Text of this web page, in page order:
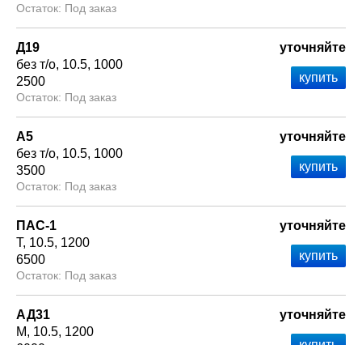
Под заказ
Д19
без т/о 10.5 1000
2500
Под заказ
уточняйте
А5
без т/о 10.5 1000
3500
Под заказ
уточняйте
ПАС-1
Т 10.5 1200
6500
Под заказ
уточняйте
АД31
М
10.5 1200
уточняйте